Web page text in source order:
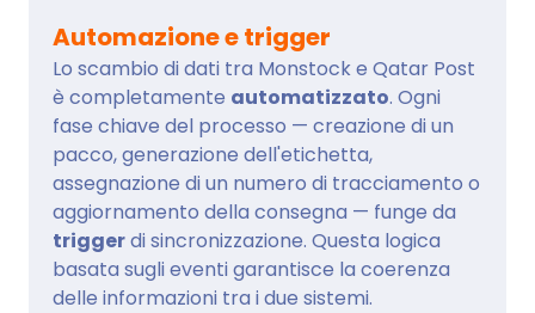
Automazione e trigger
Lo scambio di dati tra Monstock e Qatar Post
è completamente automatizzato. Ogni
fase chiave del processo — creazione di un
pacco, generazione dell'etichetta,
assegnazione di un numero di tracciamento o
aggiornamento della consegna — funge da
triggerdi sincronizzazione. Questa logica
basata sugli eventi garantisce la coerenza
delle informazioni tra i due sistemi.